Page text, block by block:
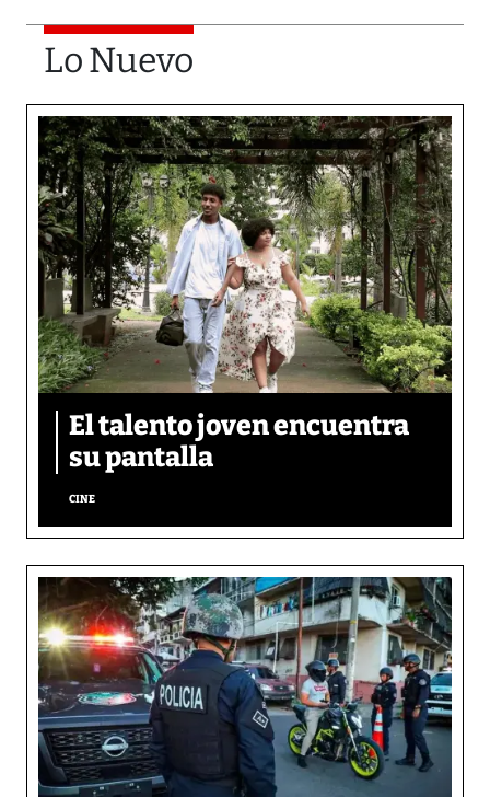
Lo Nuevo
El talento joven encuentra
su pantalla​
CINE